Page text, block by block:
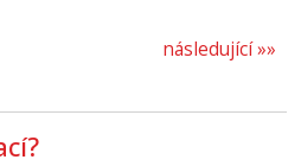
následující »»